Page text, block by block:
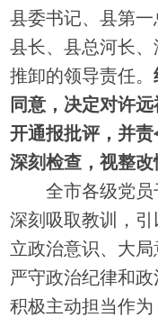
县委书记、县第一
县长、县总河长
推卸的领导责任。
同意，决定对许
开通报批评，并
深刻检查，视整改
全市各级党员
深刻吸取教训，
立政治意识、大局
严守政治纪律和
积极主动担当作